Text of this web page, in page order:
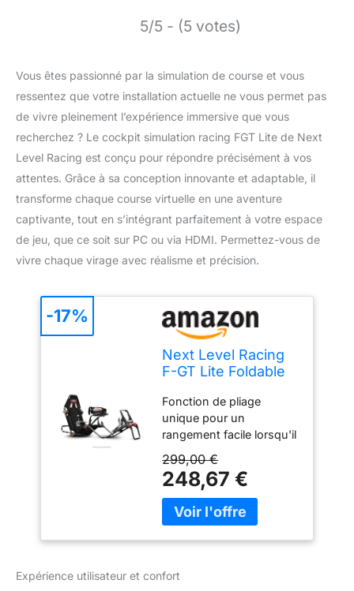
5/5 - (5 votes)
Vous êtes passionné par la simulation de course et vous
ressentez que votre installation actuelle ne vous permet pas
de vivre pleinement l’expérience immersive que vous
recherchez ? Le cockpit simulation racing FGT Lite de Next
Level Racing est conçu pour répondre précisément à vos
attentes. Grâce à sa conception innovante et adaptable, il
transforme chaque course virtuelle en une aventure
captivante, tout en s’intégrant parfaitement à votre espace
de jeu, que ce soit sur PC ou via HDMI. Permettez-vous de
vivre chaque virage avec réalisme et précision.
Next Level Racing
F-GT Lite Foldable
Fonction de pliage
unique pour un
rangement facile lorsqu'il
durables et réglables qui
permettent un
changement de position
facile et rapide
Thrustmaster, Logitech
299,00 €
248,67 €
-17%
Expérience utilisateur et confort